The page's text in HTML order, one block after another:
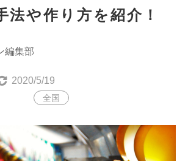
法や作り方を紹介！
編集部
2020/5/19
全国